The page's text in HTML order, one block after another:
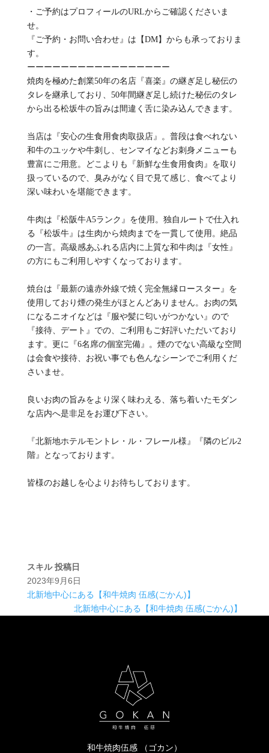
・ご予約はプロフィールのURLからご確認くださいま
せ。
『ご予約・お問い合わせ』は【DM】からも承っておりま
す。
ーーーーーーーーーーーーーーーーー
焼肉を極めた創業50年の名店『喜楽』の継ぎ足し秘伝の
タレを継承しており、50年間継ぎ足し続けた秘伝のタレ
から出る松坂牛の旨みは間違く舌に染み込んできます。
当店は『安心の生食用食肉取扱店』。普段は食べれない
和牛のユッケや牛刺し、センマイなどお刺身メニューも
豊富にご用意。どこよりも『新鮮な生食用食肉』を取り
扱っているので、臭みがなく目で見て感じ、食べてより
深い味わいを堪能できます。
牛肉は『松阪牛A5ランク』を使用。独自ルートで仕入れ
る『松坂牛』は生肉から焼肉までを一貫して使用。絶品
の一言。高級感あふれる店内に上質な和牛肉は『女性』
の方にもご利用しやすくなっております。
焼台は『最新の遠赤外線で焼く完全無縁ロースター』を
使用しており煙の発生がほとんどありません。お肉の気
になるニオイなどは『服や髪に匂いがつかない』ので
『接待、デート』での、ご利用もご好評いただいており
ます。更に『6名席の個室完備』。煙のでない高級な空間
は会食や接待、お祝い事でも色んなシーンでご利用くだ
さいませ。
良いお肉の旨みをより深く味わえる、落ち着いたモダン
な店内へ是非足をお運び下さい。
『北新地ホテルモントレ・ル・フレール様』『隣のビル2
階』となっております。
皆様のお越しを心よりお待ちしております。
スキル 投稿日
2023年9月6日
北新地中心にある【和牛焼肉 伍感(ごかん)】
北新地中心にある【和牛焼肉 伍感(ごかん)】
和牛焼肉伍感 （ゴカン）